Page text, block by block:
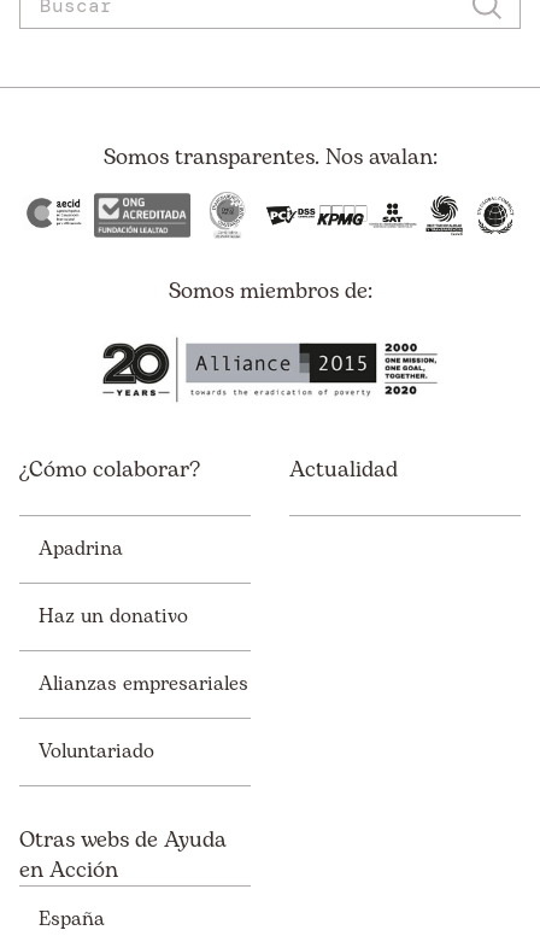
Somos transparentes. Nos avalan:
Somos miembros de:
¿Cómo colaborar?
Apadrina
Haz un donativo
Alianzas empresariales
Voluntariado
Actualidad
Otras webs de Ayuda
en Acción
España